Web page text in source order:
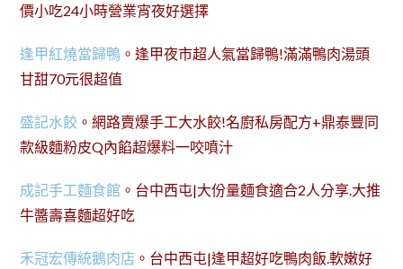
價小吃24小時營業宵夜好選擇
逢甲紅燒當歸鴨 。逢甲夜市超人氣當歸鴨!滿滿鴨肉湯頭
甘甜70元很超值
盛記水餃 。網路賣爆手工大水餃!名廚私房配方+鼎泰豐同
款級麵粉皮Q內餡超爆料一咬噴汁
成記手工麵食館 。台中西屯|大份量麵食適合2人分享.大推
牛醬壽喜麵超好吃
禾冠宏傳統鵝肉店 。台中西屯|逢甲超好吃鴨肉飯.軟嫩好